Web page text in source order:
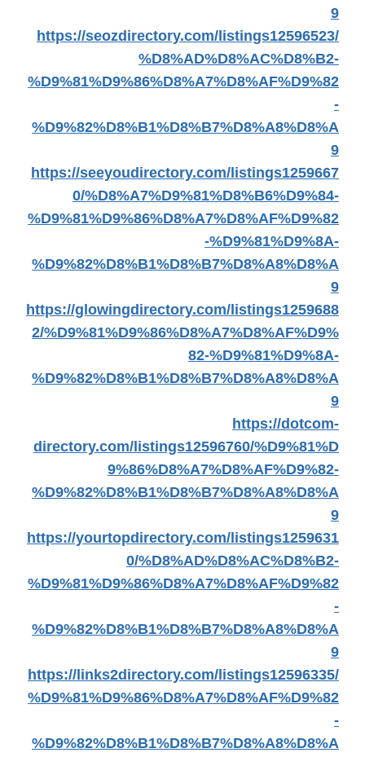
9
https://seozdirectory.com/listings12596523/
%D8%AD%D8%AC%D8%B2-
%D9%81%D9%86%D8%A7%D8%AF%D9%82
-
%D9%82%D8%B1%D8%B7%D8%A8%D8%A
9
https://seeyoudirectory.com/listings1259667
0/%D8%A7%D9%81%D8%B6%D9%84-
%D9%81%D9%86%D8%A7%D8%AF%D9%82
-%D9%81%D9%8A-
%D9%82%D8%B1%D8%B7%D8%A8%D8%A
9
https://glowingdirectory.com/listings1259688
2/%D9%81%D9%86%D8%A7%D8%AF%D9%
82-%D9%81%D9%8A-
%D9%82%D8%B1%D8%B7%D8%A8%D8%A
9
https://dotcom-
directory.com/listings12596760/%D9%81%D
9%86%D8%A7%D8%AF%D9%82-
%D9%82%D8%B1%D8%B7%D8%A8%D8%A
9
https://yourtopdirectory.com/listings1259631
0/%D8%AD%D8%AC%D8%B2-
%D9%81%D9%86%D8%A7%D8%AF%D9%82
-
%D9%82%D8%B1%D8%B7%D8%A8%D8%A
9
https://links2directory.com/listings12596335/
%D9%81%D9%86%D8%A7%D8%AF%D9%82
-
%D9%82%D8%B1%D8%B7%D8%A8%D8%A